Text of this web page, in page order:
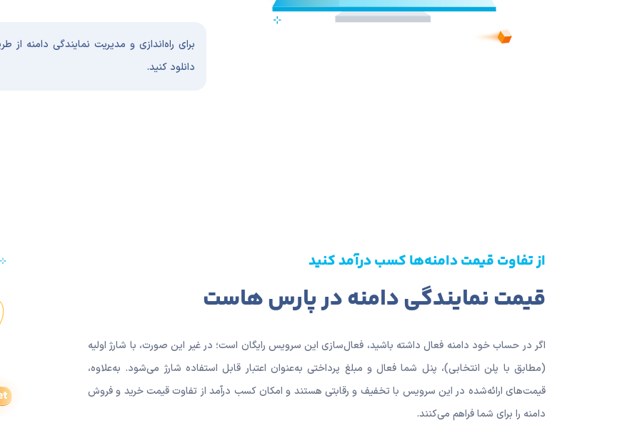
دانلود کنید.
از تفاوت قیمت دامنه‌ها کسب درآمد کنید
قیمت نمایندگی دامنه در پارس هاست
اگر در حساب خود دامنه فعال داشته باشید، فعال‌سازی این سرویس رایگان است؛ در غیر این صورت، با شارژ اولیه
(مطابق با پلن انتخابی)، پنل شما فعال و مبلغ پرداختی به‌عنوان اعتبار قابل استفاده شارژ می‌شود. به‌علاوه،
قیمت‌های ارائه‌شده در این سرویس با تخفیف و رقابتی هستند و امکان کسب درآمد از تفاوت قیمت خرید و فروش
دامنه را برای شما فراهم می‌کنند.